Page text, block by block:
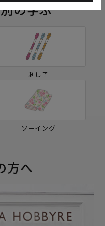
の学ぶ
刺し子
ソーイング
方へ